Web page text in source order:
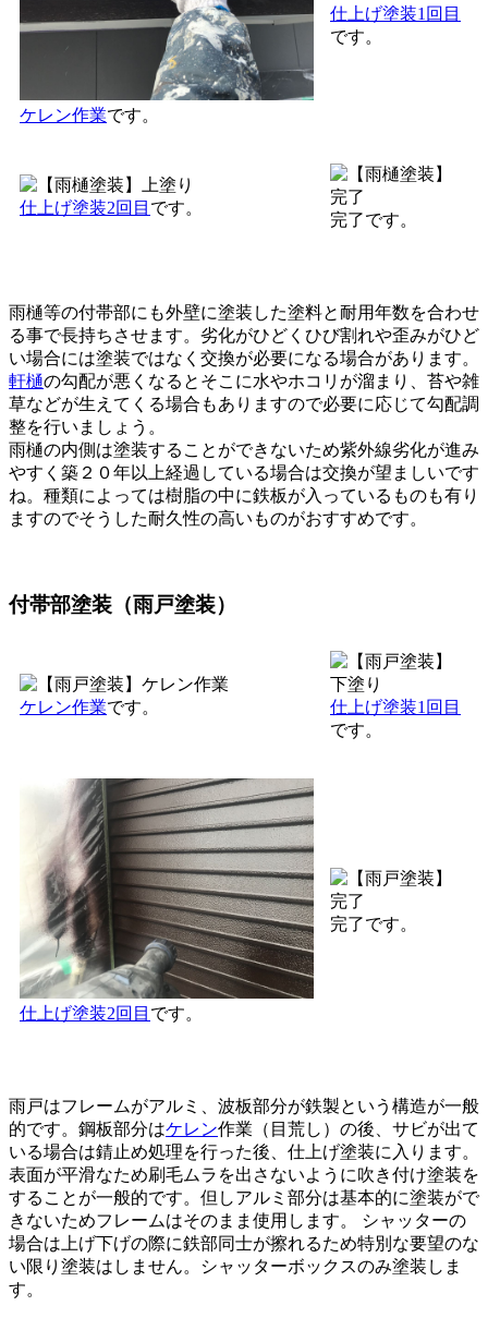
ケレン作業です。
仕上げ塗装1回目
です。
仕上げ塗装2回目 です。
完了です。
雨樋等の付帯部にも外壁に塗装した塗料と耐用年数を合わせ
る事で長持ちさせます。劣化がひどくひび割れや歪みがひど
い場合には塗装ではなく交換が必要になる場合があります。
軒樋の勾配が悪くなるとそこに水やホコリが溜まり、苔や雑
草などが生えてくる場合もありますので必要に応じて勾配調
整を行いましょう。
雨樋の内側は塗装することができないため紫外線劣化が進み
やすく築２０年以上経過している場合は交換が望ましいです
ね。種類によっては樹脂の中に鉄板が入っているものも有り
ますのでそうした耐久性の高いものがおすすめです。
付帯部塗装（雨戸塗装）
ケレン作業です。
仕上げ塗装1回目
です。
仕上げ塗装2回目 です。
完了です。
雨戸はフレームがアルミ、波板部分が鉄製という構造が一般
的です。鋼板部分はケレン作業（目荒し）の後、サビが出て
いる場合は錆止め処理を行った後、仕上げ塗装に入ります。
表面が平滑なため刷毛ムラを出さないように吹き付け塗装を
することが一般的です。但しアルミ部分は基本的に塗装がで
きないためフレームはそのまま使用します。 シャッターの
場合は上げ下げの際に鉄部同士が擦れるため特別な要望のな
い限り塗装はしません。シャッターボックスのみ塗装しま
す。